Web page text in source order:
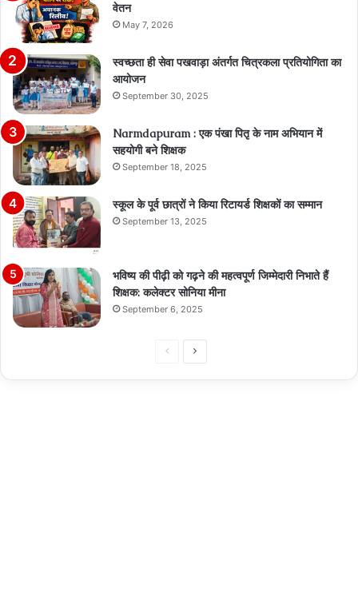
वेतन
May 7, 2026
स्वच्छता ही सेवा पखवाड़ा अंतर्गत चित्रकला प्रतियोगिता का
आयोजन
September 30, 2025
Narmdapuram : एक पंखा पितृ के नाम अभियान में
सहयोगी बने शिक्षक
September 18, 2025
स्कूल के पूर्व छात्रों ने किया रिटायर्ड शिक्षकों का सम्मान
September 13, 2025
भविष्य की पीढ़ी को गढ़ने की महत्वपूर्ण जिम्मेदारी निभाते हैं
शिक्षक: कलेक्टर सोनिया मीना
September 6, 2025
PreviousNext